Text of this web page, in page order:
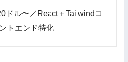
ドル〜／React＋Tailwindコ
トエンド特化